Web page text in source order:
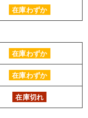
在庫わずか
在庫わずか
在庫わずか
在庫切れ